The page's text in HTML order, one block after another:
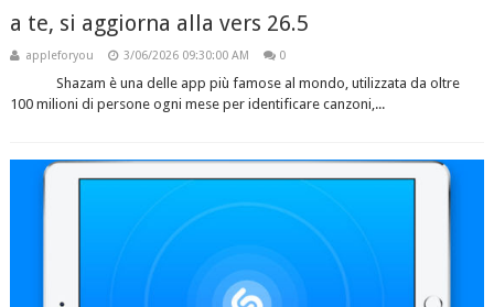
a te, si aggiorna alla vers 26.5
appleforyou 3/06/2026 09:30:00 AM 0
Shazam è una delle app più famose al mondo, utilizzata da oltre
100 milioni di persone ogni mese per identificare canzoni,...